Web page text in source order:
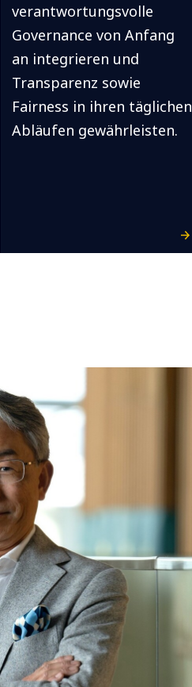
verantwortungsvolle
Governance von Anfang
an integrieren und
Transparenz sowie
Fairness in ihren täglichen
Abläufen gewährleisten.